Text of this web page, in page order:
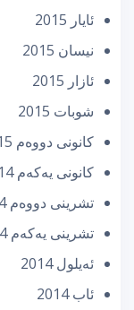
ئایار 2015
نیسان 2015
ئازار 2015
شوبات 2015
كانونی دووه‌م 2015
كانونی یه‌كه‌م 2014
تشرینی دووه‌م 2014
تشرینی یه‌كه‌م 2014
ئه‌یلول 2014
ئاب 2014